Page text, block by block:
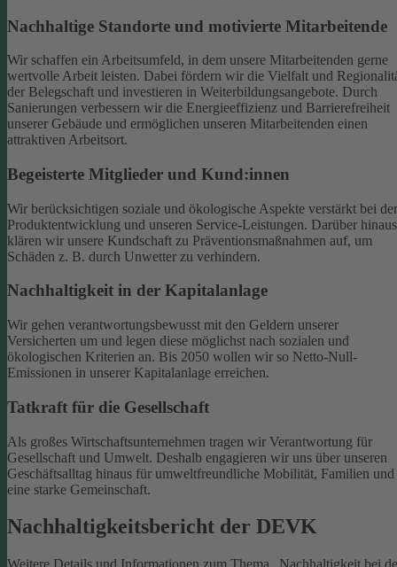
Nachhaltige Standorte und motivierte Mitarbeitende
Wir schaffen ein Arbeitsumfeld, in dem unsere Mitarbeitenden gerne
wertvolle Arbeit leisten. Dabei fördern wir die Vielfalt und
der Belegschaft und investieren in Weiterbildungsangebote. Durch
Sanierungen verbessern wir die Energieeffizienz und Barrierefreiheit
unserer Gebäude und ermöglichen unseren Mitarbeitenden einen
attraktiven Arbeitsort.
Begeisterte Mitglieder und Kund:innen
Wir berücksichtigen soziale und ökologische Aspekte verstärkt bei der
Produktentwicklung und unseren Service-Leistungen. Darüber hinaus
klären wir unsere Kundschaft zu Präventionsmaßnahmen auf, um
Schäden z. B. durch Unwetter zu verhindern.
Nachhaltigkeit in der Kapitalanlage
Wir gehen verantwortungsbewusst mit den Geldern unserer
Versicherten um und legen diese möglichst nach sozialen und
ökologischen Kriterien an. Bis 2050 wollen wir so Netto-Null-
Emissionen in unserer Kapitalanlage erreichen.
Tatkraft für die Gesellschaft
Als großes Wirtschaftsunternehmen tragen wir Verantwortung für
Gesellschaft und Umwelt. Deshalb engagieren wir uns über unseren
Geschäftsalltag hinaus für umweltfreundliche Mobilität, Familien und
eine starke Gemeinschaft.
Nachhaltigkeitsbericht der DEVK